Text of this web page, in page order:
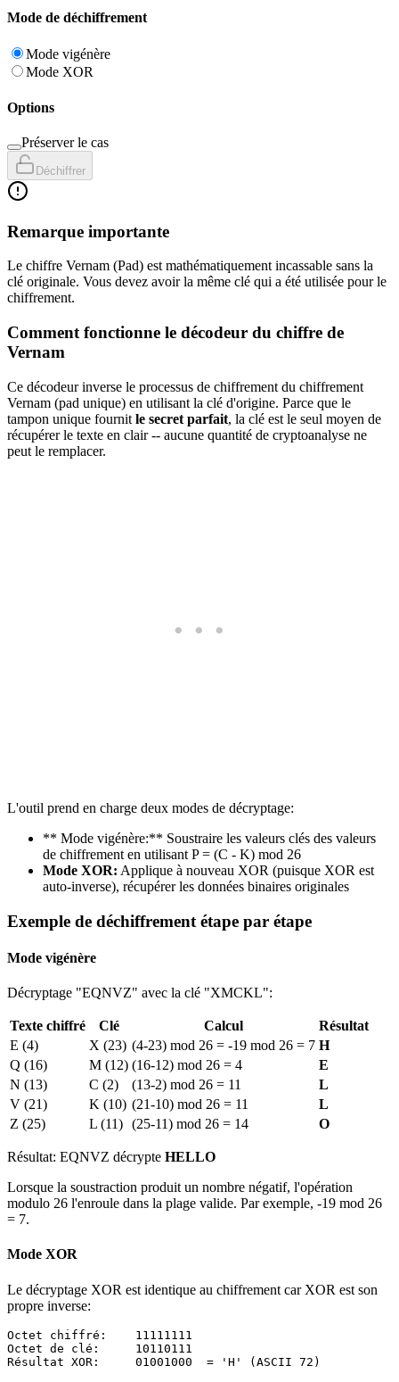
Mode de déchiffrement
Mode vigénère
Mode XOR
Options
Préserver le cas
Déchiffrer
Remarque importante
Le chiffre Vernam (Pad) est mathématiquement incassable sans la
clé originale. Vous devez avoir la même clé qui a été utilisée pour le
chiffrement.
Comment fonctionne le décodeur du chiffre de
Vernam
Ce décodeur inverse le processus de chiffrement du chiffrement
Vernam (pad unique) en utilisant la clé d'origine. Parce que le
tampon unique fournit le secret parfait, la clé est le seul moyen de
récupérer le texte en clair -- aucune quantité de cryptoanalyse ne
peut le remplacer.
L'outil prend en charge deux modes de décryptage:
** Mode vigénère:** Soustraire les valeurs clés des valeurs
de chiffrement en utilisant P = (C - K) mod 26
Mode XOR: Applique à nouveau XOR (puisque XOR est
auto-inverse), récupérer les données binaires originales
Exemple de déchiffrement étape par étape
Mode vigénère
Décryptage "EQNVZ" avec la clé "XMCKL":
Texte chiffré Clé Calcul
Résultat
E (4)
X (23) (4-23) mod 26 = -19 mod 26 = 7 H
Q (16)
M (12) (16-12) mod 26 = 4
E
N (13)
C (2) (13-2) mod 26 = 11
L
V (21)
K (10) (21-10) mod 26 = 11
L
Z (25)
L (11) (25-11) mod 26 = 14 O
Résultat: EQNVZ décrypte HELLO
Lorsque la soustraction produit un nombre négatif, l'opération
modulo 26 l'enroule dans la plage valide. Par exemple, -19 mod 26
= 7.
Mode XOR
Le décryptage XOR est identique au chiffrement car XOR est son
propre inverse:
Octet chiffré:    11111111
Octet de clé:     10110111